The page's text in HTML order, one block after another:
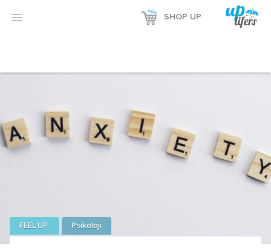
 SHOP UP
FEEL UP Psikoloji